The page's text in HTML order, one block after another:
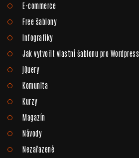
E-commerce
Free šablony
Infografiky
Jak vytvořit vlastní šablonu pro Wordpress
jQuery
Komunita
Kurzy
Magazín
Návody
Nezařazené